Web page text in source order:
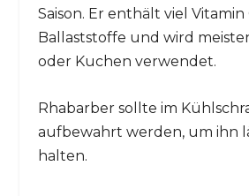
Saison. Er enthält viel Vitamin
Ballaststoffe und wird
oder Kuchen verwendet.
Rhabarber sollte im
aufbewahrt werden, um ihn
halten.